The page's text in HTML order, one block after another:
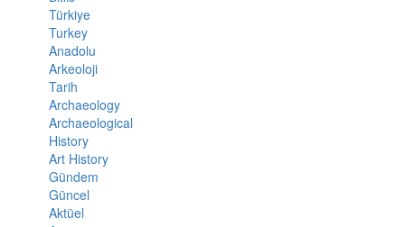
Türkiye
Turkey
Anadolu
Arkeoloji
Tarih
Archaeology
Archaeological
History
Art History
Gündem
Güncel
Aktüel